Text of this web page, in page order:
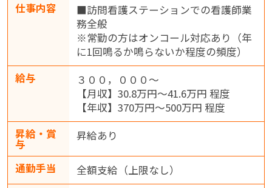
仕事内容
■訪問看護ステーションでの看護師業
務全般
※常勤の方はオンコール対応あり（年
に1回鳴るか鳴らないか程度の頻度）
給与
３００，０００～
【月収】30.8万円～41.6万円 程度
【年収】370万円～500万円 程度
昇給・賞
与
昇給あり
通勤手当
全額支給（上限なし）